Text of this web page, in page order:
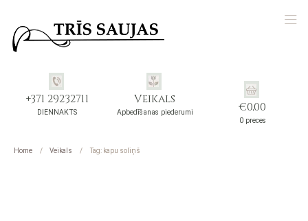
+371 29232711
DIENNAKTS
Veikals
Apbedīšanas piederumi €0,00
0 preces
Home Veikals Tag: kapu soliņš